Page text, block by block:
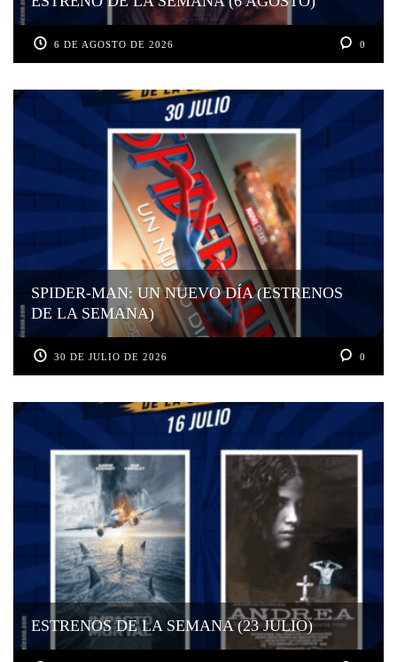
6 DE AGOSTO DE 2026 0
SPIDER-MAN: UN NUEVO DÍA (ESTRENOS
DE LA SEMANA)
30 DE JULIO DE 2026 0
ESTRENOS DE LA SEMANA (23 JULIO)